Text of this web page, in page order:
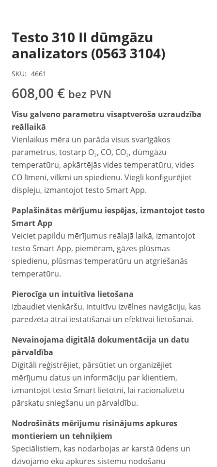
Testo 310 II dūmgāzu
analizators (0563 3104)
SKU: 4661
608,00 € bez PVN
Visu galveno parametru visaptveroša uzraudzība
reāllaikā
Vienlaikus mēra un parāda visus svarīgākos
parametrus, tostarp O₂, CO, CO₂, dūmgāzu
temperatūru, apkārtējās vides temperatūru, vides
CO līmeni, vilkmi un spiedienu. Viegli konfigurējiet
displeju, izmantojot testo Smart App.
Paplašinātas mērījumu iespējas, izmantojot testo
Smart App
Veiciet papildu mērījumus reālajā laikā, izmantojot
testo Smart App, piemēram, gāzes plūsmas
spiedienu, plūsmas temperatūru un atgriešanās
temperatūru.
Pierocīga un intuitīva lietošana
Izbaudiet vienkāršu, intuitīvu izvēlnes navigāciju, kas
paredzēta ātrai iestatīšanai un efektīvai lietošanai.
Nevainojama digitālā dokumentācija un datu
pārvaldība
Digitāli reģistrējiet, pārsūtiet un organizējiet
mērījumu datus un informāciju par klientiem,
izmantojot testo Smart lietotni, lai racionalizētu
pārskatu sniegšanu un pārvaldību.
Nodrošināts mērījumu risinājums apkures
montieriem un tehniķiem
Speciālistiem, kas nodarbojas ar karstā ūdens un
dzīvojamo ēku apkures sistēmu nodošanu